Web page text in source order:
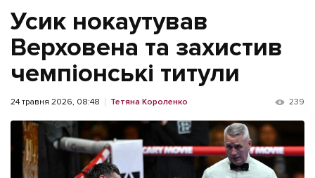
Політика
Економіка
Бізнес
Життя
Культура
Афіша
Усик нокаутував
Верховена та захистив
чемпіонські титули
24 травня 2026, 08:48 Тетяна Короленко 239